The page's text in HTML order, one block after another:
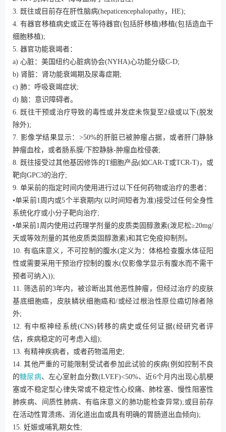
3. 既往或目前存在肝性脑病(hepaticencephalopathy，HE);
4. 有器官移植病史或正在等待器官(包括肝移植)移植(包括造血干
细胞移植);
5. 器官功能衰竭者：
a) 心脏：美国纽约心脏病协会(NYHA)心功能分级C-D;
b) 肾脏：肾功能衰竭期及尿毒症期;
c) 肺：呼吸衰竭症状;
d) 脑：意识障碍者。
6. 既往干预或治疗导致的毒性或并发症未恢复至2级或以下(脱发
除外);
7. 影像学结果显示：>50%的肝脏已被肿瘤占据，或者肝门静脉
肿瘤血栓，或者肠系膜/下腔静脉-肿瘤血栓侵袭;
8. 既往接受过其他基因修饰的T细胞产品(如CAR-T或TCR-T)，或
靶向GPC3的治疗;
9. 单采前的指定时间内使用进行过以下任何药物或治疗的患者：
•单采前1周内或5个半衰期内(以时间短者为准)接受过任何全身性
系统化疗或小分子靶向治疗;
•单采前1周内使用过药理学剂量的皮质类固醇激素(泼尼松≥20mg/
天或等效剂量的其他皮质类固醇激素)和其它免疫抑制剂。
10. 有临床意义，不可控制的腹水(定义为：体格检查腹水体征阳
性或需要采用干预治疗控制的腹水(仅影像学显示有腹水而不需干
预者可纳入));
11. 筛选前的3年内，被诊断出其他恶性肿瘤，但经过治疗的皮肤
基底细胞癌，皮肤鳞状细胞癌和/或经过根治性原位癌切除者除
外;
12. 有中枢神经系统(CNS)转移的病史或任何证据(经研究者评
估，疾病稳定的可考虑入组);
13. 有精神疾病者，或者药物滥用史;
14. 其他严重的可能限制受试者参加此试验的疾病(例如控制不良
的糖尿病、左心室射血分数(LVEF)<50%、近6个月内出现心肌梗
塞或不稳定型心律失常或不稳定性心绞痛、肺栓塞、慢性阻塞性
肺疾病、间质性肺病、有临床意义的肺功能检查异常);或目前存
在活动性胃溃疡、消化道出血或具有明确的胃肠道出血倾向);
15. 妊娠或哺乳期女性;